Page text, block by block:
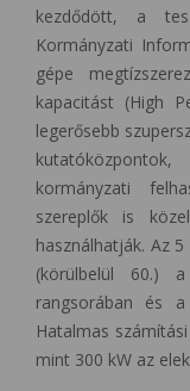
kezdődött, a
Kormányzati
gépe
kapacitást (High
legerősebb
kormányzati
szereplők is
használhatják. Az
(körülbelül 60.)
rangsorában és
Hatalmas
mint 300 kW az